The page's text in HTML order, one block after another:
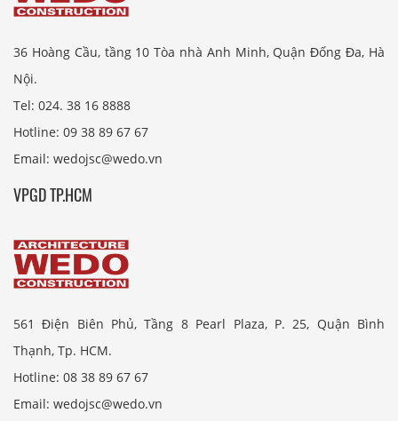
36 Hoàng Cầu, tầng 10 Tòa nhà Anh Minh, Quận Đống Đa, Hà
Nội.
Tel: 024. 38 16 8888
Hotline: 09 38 89 67 67
Email: wedojsc@wedo.vn
VPGD TP.HCM
561 Điện Biên Phủ, Tầng 8 Pearl Plaza, P. 25, Quận Bình
Thạnh, Tp. HCM.
Hotline: 08 38 89 67 67
Email: wedojsc@wedo.vn